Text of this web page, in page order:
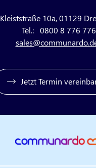
Kleiststraße 10a, 01129
Tel.: 0800 8 776 776
Jetzt Termin